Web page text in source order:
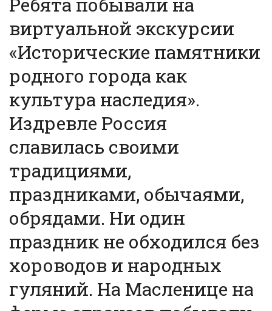
Ребята побывали на
виртуальной экскурсии
«Исторические памятники
родного города как
культура наследия».
Издревле Россия
славилась своими
традициями,
праздниками, обычаями,
обрядами. Ни один
праздник не обходился без
хороводов и народных
гуляний. На Масленице на